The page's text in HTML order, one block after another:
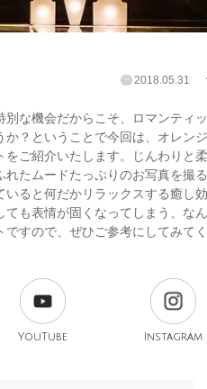
2018.05.31
な機会だからこそ、ロマンティ
？ということで今回は、オレン
をご紹介いたします。じんわりと
たムードたっぷりのお写真を撮
ると何だかリラックスする癒し
も表情が固くなってしまう、な
すので、ぜひご参考にしてみて
YouTube Instagram